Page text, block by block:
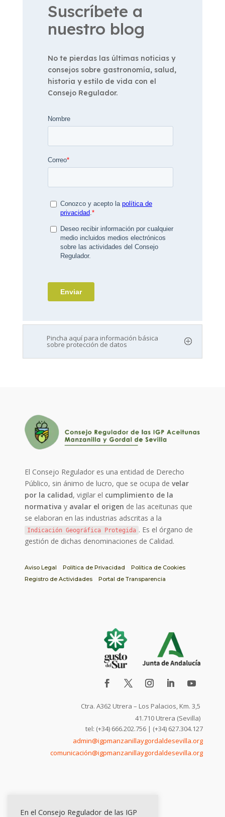
Suscríbete a
nuestro blog
No te pierdas las últimas noticias y
consejos sobre gastronomía, salud,
historia y estilo de vida con el
Consejo Regulador.
Pincha aquí para información básica
sobre protección de datos
El Consejo Regulador es una entidad de Derecho
Público, sin ánimo de lucro, que se ocupa develar
por la calidad, vigilar el cumplimiento de la
normativa y avalar el origen de las aceitunas que
se elaboran en las industrias adscritas a la
Indicación Geográfica Protegida . Es el órgano de
gestión de dichas denominaciones de Calidad.
Aviso Legal Política de Privacidad
Política de Cookies
Registro de Actividades
Portal de Transparencia
Ctra. A362 Utrera – Los Palacios, Km. 3,5
41.710 Utrera (Sevilla)
tel: (+34) 666.202.756 | (+34) 627.304.127
admin@igpmanzanillaygordaldesevilla.org
comunicación@igpmanzanillaygordaldesevilla.org
En el Consejo Regulador de las IGP